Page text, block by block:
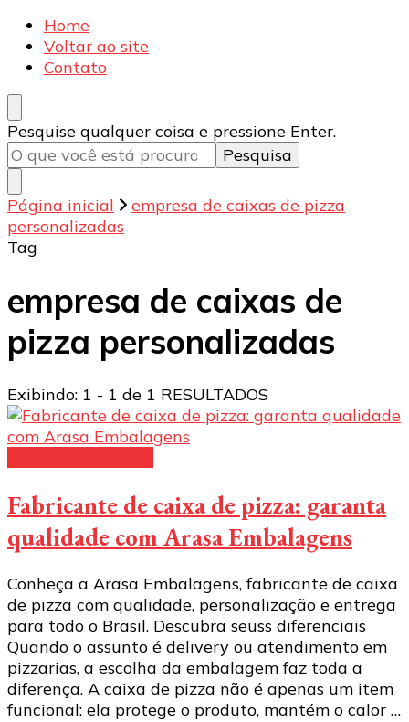
Blog | Arasa Embalagens
Confira conteúdos sobre embalagens para pizzas,
doces e salgados. Tudo para seu comércio com a
qualidade Arasa. Leia nossos conteúdos!
Home
Voltar ao site
Contato
Procurando
algo?
Pesquise qualquer coisa e pressione Enter.
Página inicial
empresa de caixas de pizza
personalizadas
Tag
empresa de caixas de
pizza personalizadas
Exibindo: 1 - 1 de 1 RESULTADOS
Fabricante de caixa de pizza: garanta
qualidade com Arasa Embalagens
Conheça a Arasa Embalagens, fabricante de caixa
de pizza com qualidade, personalização e entrega
para todo o Brasil. Descubra seuss diferenciais
Quando o assunto é delivery ou atendimento em
pizzarias, a escolha da embalagem faz toda a
diferença. A caixa de pizza não é apenas um item
funcional: ela protege o produto, mantém o calor …